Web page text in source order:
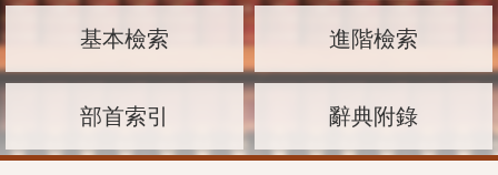
基本檢索 進階檢索
部首索引 辭典附錄